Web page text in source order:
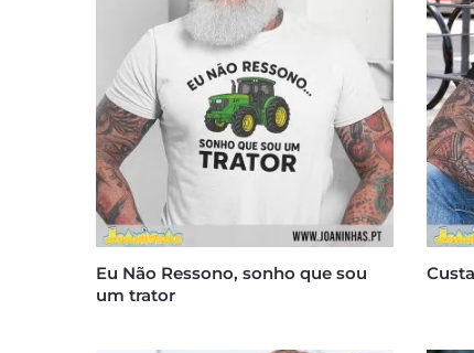
Eu Não Ressono, sonho que sou
um trator